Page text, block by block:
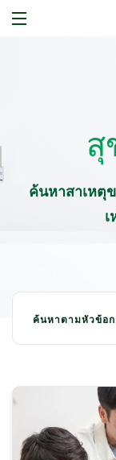
สุ
ค้นหาสาเหตุ
ค้นหาตามหัวข้อ
เพื่อ